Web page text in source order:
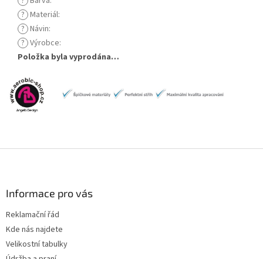
? Materiál:
? Návin:
? Výrobce:
Položka byla vyprodána…
Informace pro vás
Reklamační řád
Kde nás najdete
Velikostní tabulky